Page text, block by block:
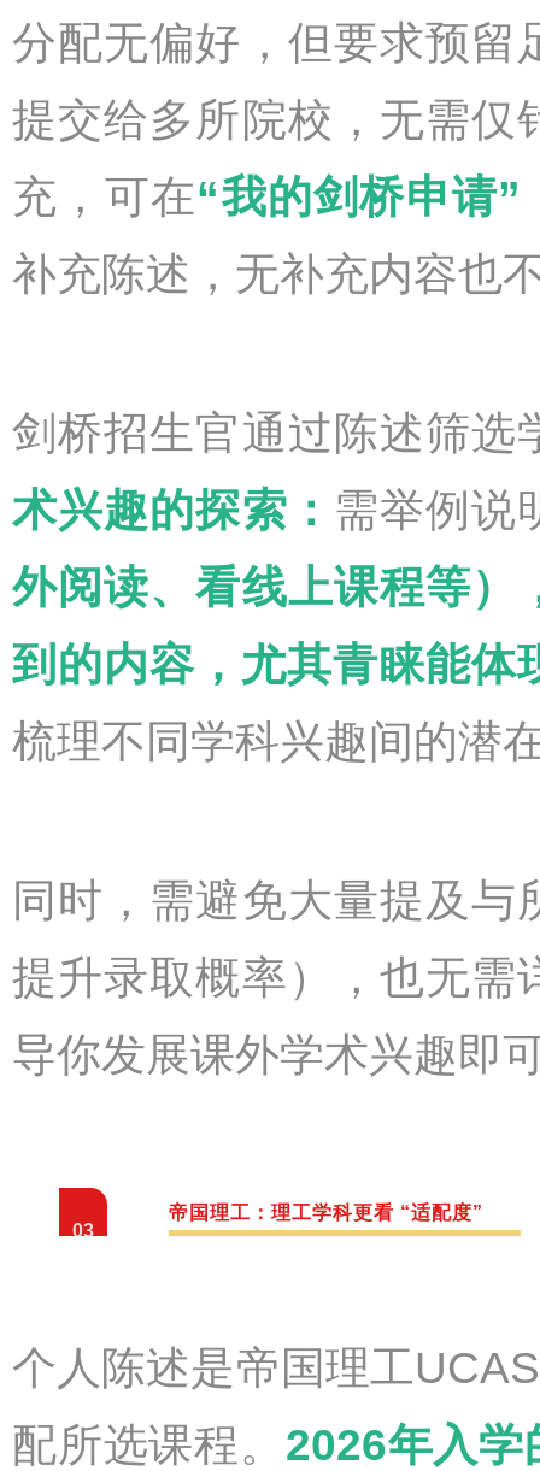
分配无偏好，但要求预留
提交给多所院校，无需仅
充，可在“我的剑桥申请
补充陈述，无补充内容也
剑桥招生官通过陈述筛选
术兴趣的探索： 需举例说
外阅读、看线上课程等）
到的内容，尤其青睐能体
梳理不同学科兴趣间的潜
同时，需避免大量提及
提升录取概率），也无需
导你发展课外学术兴趣即
03
帝国理工：理工学科更看 “适配度”
个人陈述是帝国理工
配所选课程。 2026年入学